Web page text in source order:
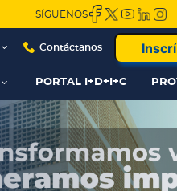
SÍGUENOS
Contáctanos
PORTAL I+D+I+C